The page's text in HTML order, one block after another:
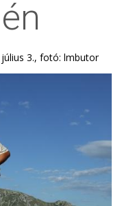
július 3., fotó: lmbutor